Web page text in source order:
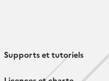
Supports et tutoriels